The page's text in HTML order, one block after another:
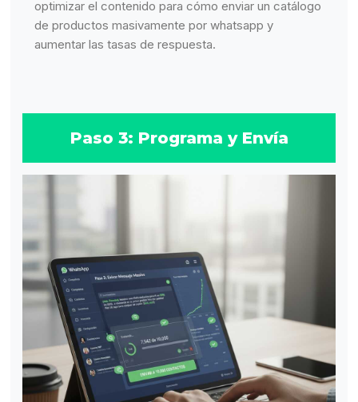
optimizar el contenido para cómo enviar un catálogo
de productos masivamente por whatsapp y
aumentar las tasas de respuesta.
Paso 3: Programa y Envía